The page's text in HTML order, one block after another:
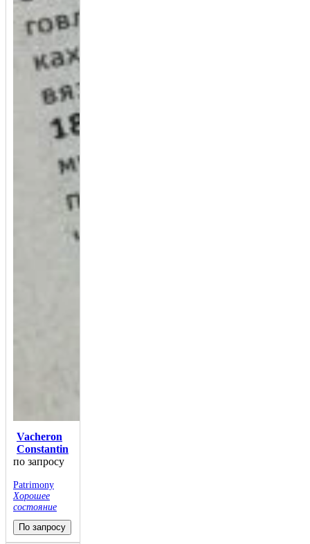
Vacheron
Constantin
по запросу
Patrimony
Хорошее
состояние
По запросу